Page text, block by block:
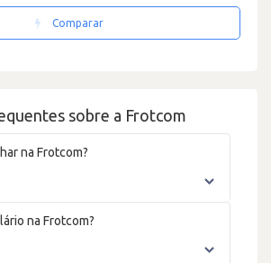
sobre a Frotcom
na Frotcom?
na Frotcom?
Comparar